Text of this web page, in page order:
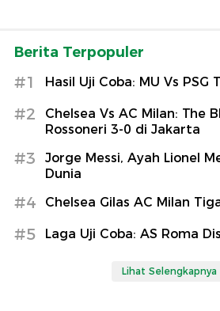
Berita Terpopuler
#1 Hasil Uji Coba: MU Vs PSG
#2
Chelsea Vs AC Milan: The
Rossoneri 3-0 di Jakarta
#3
Jorge Messi, Ayah Lionel
Dunia
#4 Chelsea Gilas AC Milan
#5 Laga Uji Coba: AS Roma
Lihat Selengkapnya